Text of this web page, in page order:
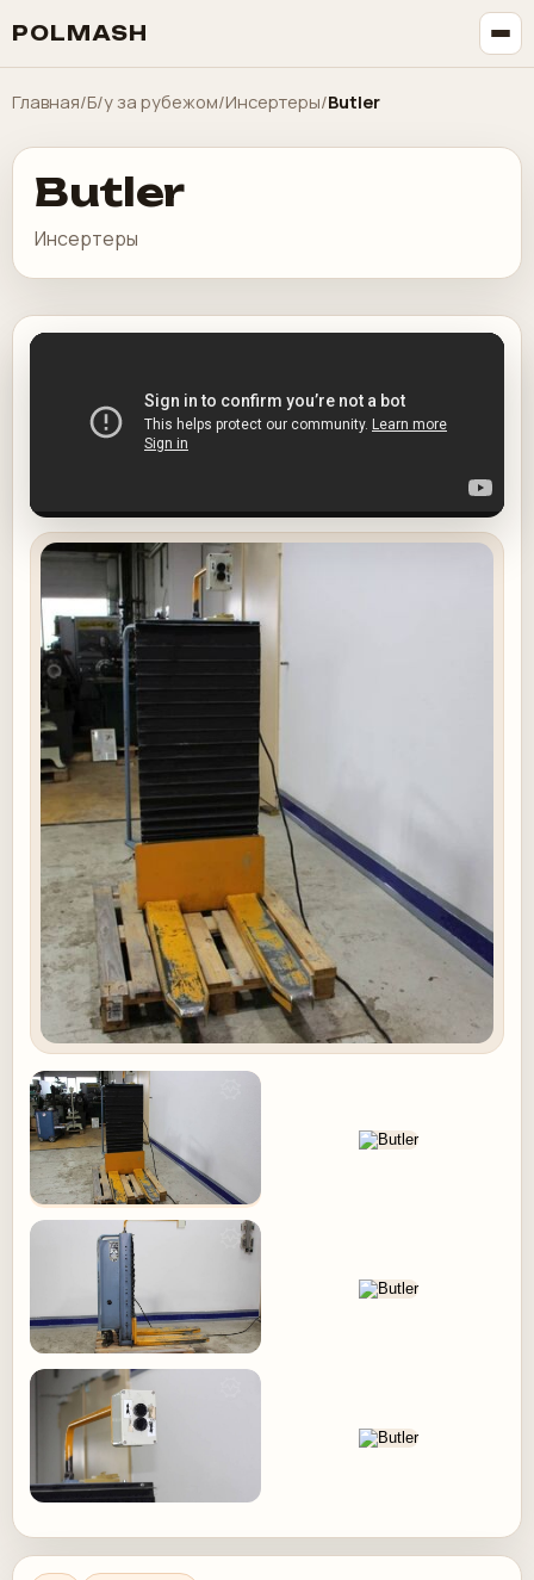
POLMASH
Главная/Б/у за рубежом/Инсертеры/Butler
Butler
Инсертеры